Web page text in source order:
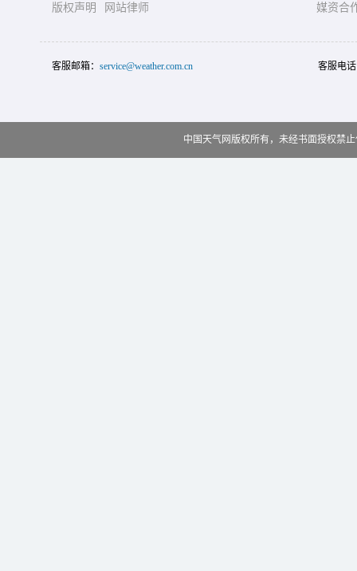
版权声明
网站律师
媒资合
客服邮箱： service@weather.com.cn 客服电
中国天气网版权所有，未经书面授权